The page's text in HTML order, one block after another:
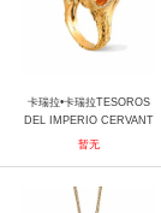
卡瑞拉•卡瑞拉TESOROS
DEL IMPERIO CERVANT
ES DA13003，010101 戒
暂无